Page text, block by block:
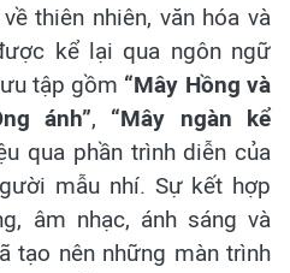
thiên nhiên, văn hóa và
kể lại qua ngôn ngữ
tập gồm “Mây Hồng và
ánh”, “Mây ngàn kể
qua phần trình diễn của
mẫu nhí. Sự kết hợp
âm nhạc, ánh sáng và
tạo nên những màn trình